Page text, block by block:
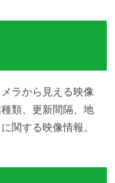
ラから見える映像
類、更新間隔、地
関する映像情報。